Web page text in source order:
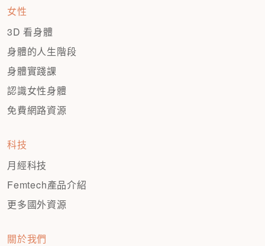
女性
3D 看身體
身體的人生階段
身體實踐課
認識女性身體
免費網路資源
科技
月經科技
Femtech產品介紹
更多國外資源
關於我們